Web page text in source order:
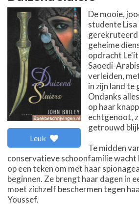
Leuk
De mooie,
studente
gerekruteerd
geheime
opdracht
Saoedi-
verleiden,
in zijn land te
Ondanks
op haar
echtgenoot,
getrouwd
Te midden
conservatieve schoonfamilie wacht
op een teken om met haar
beginnen. Ze brengt haar dagen in
moet zichzelf beschermen tegen
Youssef.